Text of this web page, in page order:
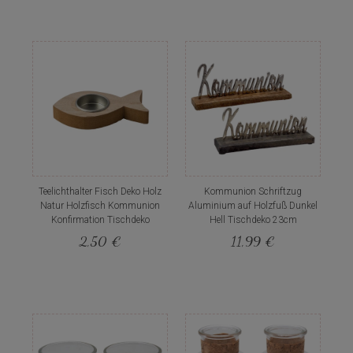
Teelichthalter Fisch Deko Holz
Natur Holzfisch Kommunion
Konfirmation Tischdeko
2,50 €
Kommunion Schriftzug
Aluminium auf Holzfuß Dunkel
Hell Tischdeko 23cm
11,99 €